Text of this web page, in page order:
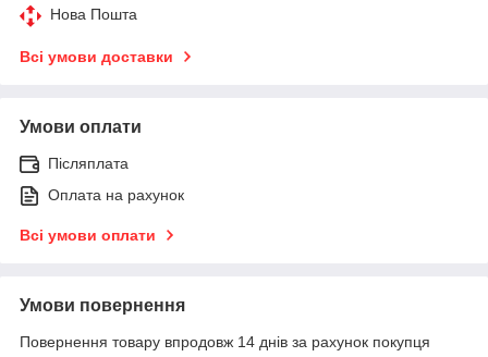
Нова Пошта
Всі умови доставки
Умови оплати
Післяплата
Оплата на рахунок
Всі умови оплати
Умови повернення
Повернення товару впродовж 14 днів за рахунок покупця